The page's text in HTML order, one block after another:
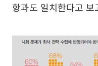
항과도 일치한다고